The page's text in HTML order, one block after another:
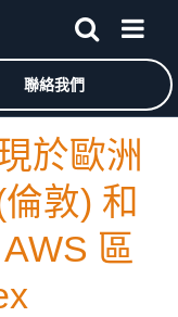
首頁
聯絡我們
於歐洲
敦) 和
區